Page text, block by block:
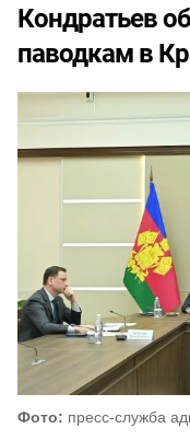
Кондратьев
паводкам в
Фото: пресс-служба